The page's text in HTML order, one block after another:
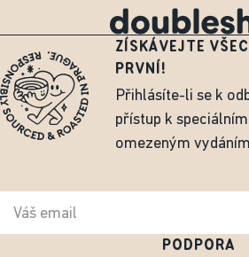
ZÍSKÁVEJTE
PRVNÍ!
Přihlásíte-li se k
přístup k
omezeným
PODPORA